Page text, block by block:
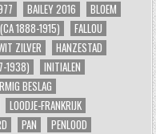
BAILEY 2016
BLOEM
1888-1915)
FALLOU
ZILVER
HANZESTAD
1938)
INITIALEN
BESLAG
LOODJE-FRANKRIJK
PAN
PENLOOD